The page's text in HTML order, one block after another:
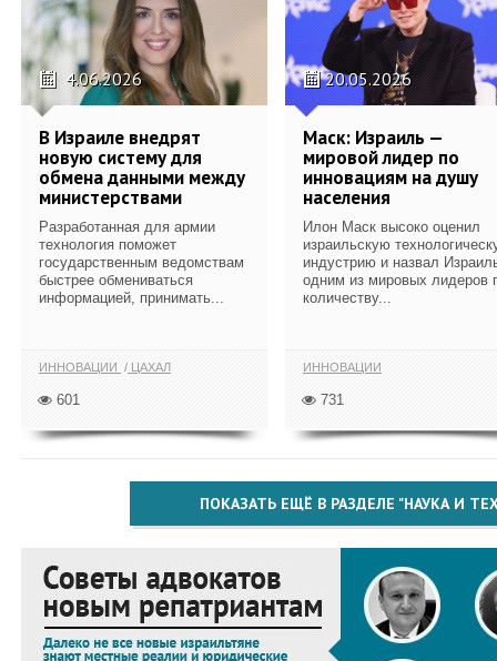
4.06.2026
В Израиле внедрят
новую систему для
обмена данными между
министерствами
Разработанная для армии
технология поможет
государственным ведомствам
быстрее обмениваться
информацией, принимать...
ИННОВАЦИИ ЦАХАЛ
601
20.05.2026
Маск: Израиль —
мировой лидер по
инновациям на душу
населения
Илон Маск высоко оценил
израильскую
индустрию и назвал
одним из мировых лидеров
количеству...
ИННОВАЦИИ
731
ПОКАЗАТЬ ЕЩЁ В РАЗДЕЛЕ "НАУКА И